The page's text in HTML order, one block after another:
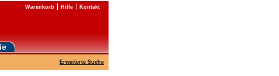
Warenkorb Hilfe Kontakt
Erweiterte Suche